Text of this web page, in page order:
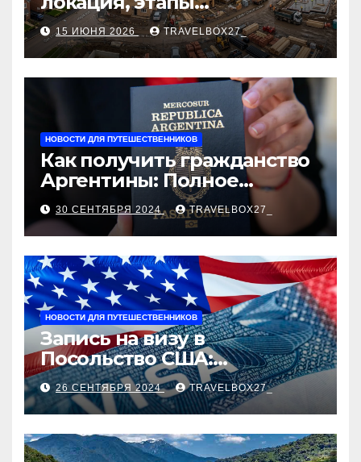
строительства, проверка
застройщика, сценарии
оформления сделки и
рыночные ориентиры
15 ИЮНЯ 2026 TRAVELBOX27_
НОВОСТИ ДЛЯ ПУТЕШЕСТВЕННИКОВ
Как получить гражданство
Аргентины: Полное
руководство
30 СЕНТЯБРЯ 2024 TRAVELBOX27_
НОВОСТИ ДЛЯ ПУТЕШЕСТВЕННИКОВ
Запись на визу в
Посольство США:
Пошаговое руководство
26 СЕНТЯБРЯ 2024 TRAVELBOX27_